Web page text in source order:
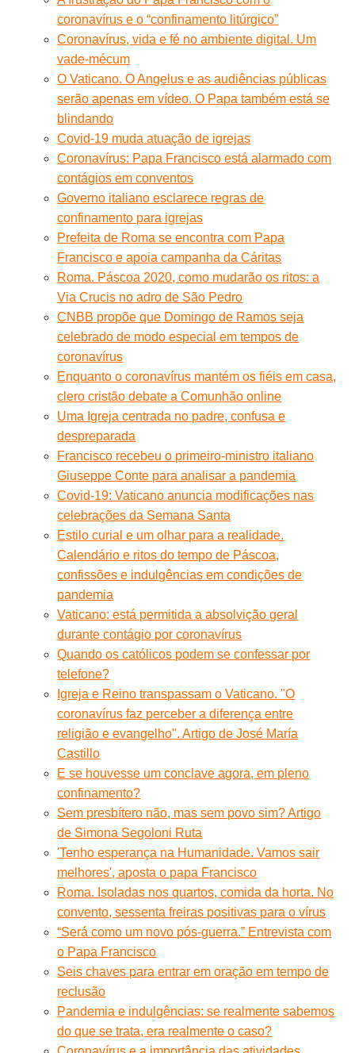
coronavírus e o “confinamento litúrgico”
Coronavírus, vida e fé no ambiente digital. Um
vade-mécum
O Vaticano. O Angelus e as audiências públicas
serão apenas em vídeo. O Papa também está se
blindando
Covid-19 muda atuação de igrejas
Coronavírus: Papa Francisco está alarmado com
contágios em conventos
Governo italiano esclarece regras de
confinamento para igrejas
Prefeita de Roma se encontra com Papa
Francisco e apoia campanha da Cáritas
Roma. Páscoa 2020, como mudarão os ritos: a
Via Crucis no adro de São Pedro
CNBB propõe que Domingo de Ramos seja
celebrado de modo especial em tempos de
coronavírus
Enquanto o coronavírus mantém os fiéis em casa,
clero cristão debate a Comunhão online
Uma Igreja centrada no padre, confusa e
despreparada
Francisco recebeu o primeiro-ministro italiano
Giuseppe Conte para analisar a pandemia
Covid-19: Vaticano anuncia modificações nas
celebrações da Semana Santa
Estilo curial e um olhar para a realidade.
Calendário e ritos do tempo de Páscoa,
confissões e indulgências em condições de
pandemia
Vaticano: está permitida a absolvição geral
durante contágio por coronavírus
Quando os católicos podem se confessar por
telefone?
Igreja e Reino transpassam o Vaticano. "O
coronavírus faz perceber a diferença entre
religião e evangelho". Artigo de José María
Castillo
E se houvesse um conclave agora, em pleno
confinamento?
Sem presbítero não, mas sem povo sim? Artigo
de Simona Segoloni Ruta
'Tenho esperança na Humanidade. Vamos sair
melhores', aposta o papa Francisco
Roma. Isoladas nos quartos, comida da horta. No
convento, sessenta freiras positivas para o vírus
“Será como um novo pós-guerra.” Entrevista com
o Papa Francisco
Seis chaves para entrar em oração em tempo de
reclusão
Pandemia e indulgências: se realmente sabemos
do que se trata, era realmente o caso?